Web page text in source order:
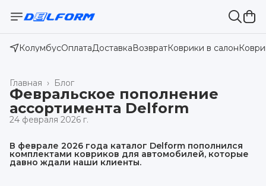
КолумбусОплатаДоставкаВозвратКоврики в салон
Блог
Главная ›
Февральское пополнение
ассортимента Delform
24 февраля 2026 г.
В феврале 2026 года каталог Delform пополнился
комплектами ковриков для автомобилей, которые
давно ждали наши клиенты.